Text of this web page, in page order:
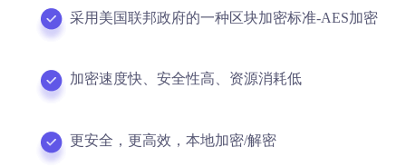
采用美国联邦政府的一种区块加密标准-AES加密
加密速度快、安全性高、资源消耗低
更安全，更高效，本地加密/解密